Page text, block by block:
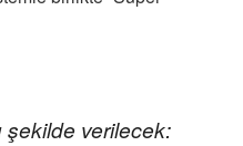
şekilde verilecek: